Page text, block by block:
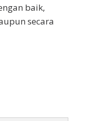
baik,
secara